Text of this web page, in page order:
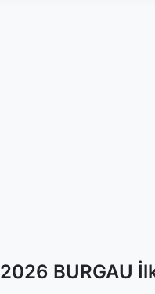
2026 BURGAU